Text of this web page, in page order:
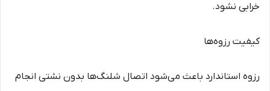
خرابی نشود.
کیفیت رزوه‌ها
رزوه استاندارد باعث می‌شود اتصال شلنگ‌ها بدون نشتی انجام